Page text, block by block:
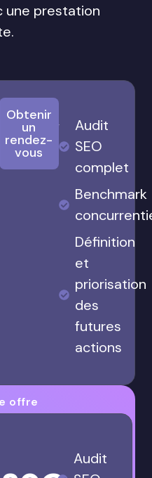
une prestation
Obtenir
un
rendez-
vous
Audit
SEO
complet
Benchmark
Définition
et
priorisation
des
futures
actions
offre
Audit